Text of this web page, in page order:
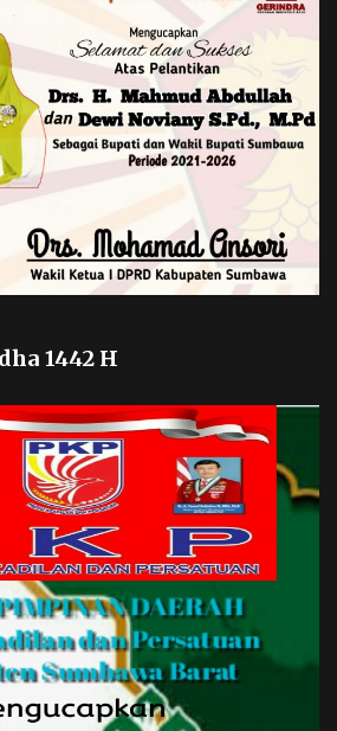
1442 H